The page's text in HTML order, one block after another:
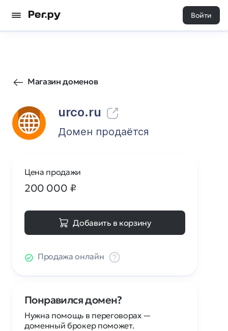
Войти
Магазин доменов
urco.ru
42 0
Домен продаётся
Цена продажи
200 000 ₽
Добавить в корзину
Продажа онлайн
Понравился домен?
Нужна помощь в переговорах —
доменный брокер поможет.